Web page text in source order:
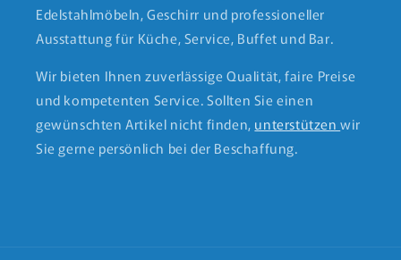
Edelstahlmöbeln, Geschirr und professioneller
Ausstattung für Küche, Service, Buffet und Bar.
Wir bieten Ihnen zuverlässige Qualität, faire Preise
und kompetenten Service. Sollten Sie einen
gewünschten Artikel nicht finden, unterstützenwir
Sie gerne persönlich bei der Beschaffung.